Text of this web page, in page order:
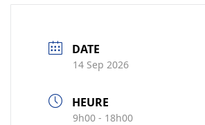
DATE
14 Sep 2026
HEURE
9h00 - 18h00